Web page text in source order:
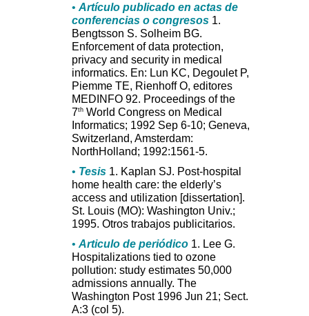
• Artículo publicado en actas de
conferencias o congresos 1.
Bengtsson S. Solheim BG.
Enforcement of data protection,
privacy and security in medical
informatics. En: Lun KC, Degoulet P,
Piemme TE, Rienhoff O, editores
MEDINFO 92. Proceedings of the
7th World Congress on Medical
Informatics; 1992 Sep 6-10; Geneva,
Switzerland, Amsterdam:
NorthHolland; 1992:1561-5.
• Tesis 1. Kaplan SJ. Post-hospital
home health care: the elderly’s
access and utilization [dissertation].
St. Louis (MO): Washington Univ.;
1995. Otros trabajos publicitarios.
• Articulo de periódico 1. Lee G.
Hospitalizations tied to ozone
pollution: study estimates 50,000
admissions annually. The
Washington Post 1996 Jun 21; Sect.
A:3 (col 5).